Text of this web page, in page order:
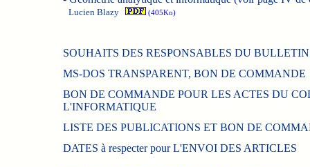
Lucien Blazy (405Ko)
SOUHAITS DES RESPONSABLES DU
MS-DOS TRANSPARENT, BON DE COMMANDE
BON DE COMMANDE POUR LES ACTES DU
L'INFORMATIQUE
LISTE DES PUBLICATIONS ET BON DE
DATES à respecter pour L'ENVOI DES ARTICLES